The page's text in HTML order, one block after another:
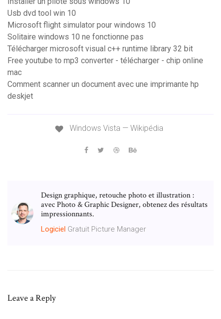
Usb dvd tool win 10
Microsoft flight simulator pour windows 10
Solitaire windows 10 ne fonctionne pas
Télécharger microsoft visual c++ runtime library 32 bit
Free youtube to mp3 converter - télécharger - chip online
mac
Comment scanner un document avec une imprimante hp
deskjet
Windows Vista — Wikipédia
Design graphique, retouche photo et illustration :
avec Photo & Graphic Designer, obtenez des résultats
impressionnants.
Logiciel Gratuit Picture Manager
Leave a Reply